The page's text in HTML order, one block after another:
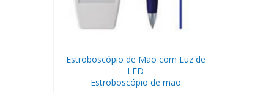
Estroboscópio de Mão com Luz de
LED
Estroboscópio de mão